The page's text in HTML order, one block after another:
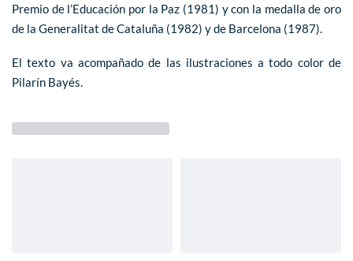
Premio de l’Educación por la Paz (1981) y con la medalla de oro
de la Generalitat de Cataluña (1982) y de Barcelona (1987).
El texto va acompañado de las ilustraciones a todo color de
Pilarín Bayés.